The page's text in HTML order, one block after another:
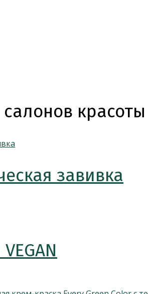
красоты
завивка